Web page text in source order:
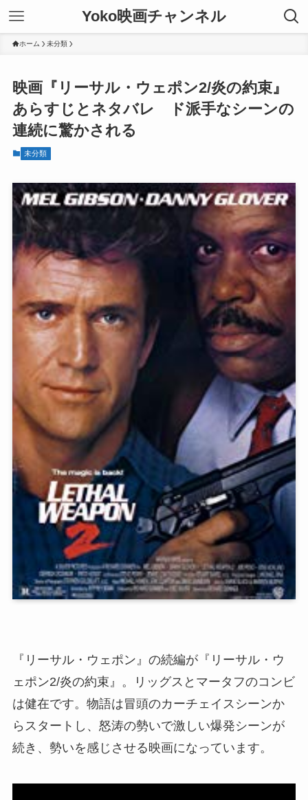
Yoko映画チャンネル
ホーム 未分類
映画『リーサル・ウェポン2/炎の約束』
あらすじとネタバレ ド派手なシーンの
連続に驚かされる
未分類
『リーサル・ウェポン』の続編が『リーサル・ウ
ェポン2/炎の約束』。リッグスとマータフのコンビ
は健在です。物語は冒頭のカーチェイスシーンか
らスタートし、怒涛の勢いで激しい爆発シーンが
続き、勢いを感じさせる映画になっています。